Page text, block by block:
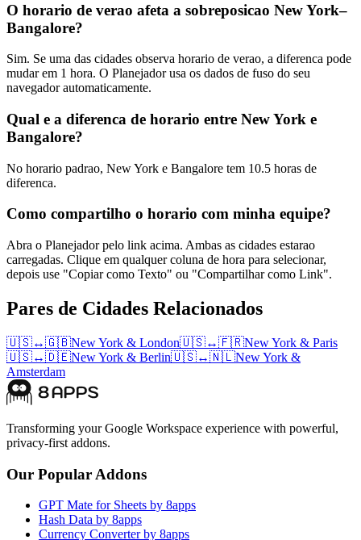
O horario de verao afeta a sobreposicao New York–
Bangalore?
Sim. Se uma das cidades observa horario de verao, a diferenca pode
mudar em 1 hora. O Planejador usa os dados de fuso do seu
navegador automaticamente.
Qual e a diferenca de horario entre New York e
Bangalore?
No horario padrao, New York e Bangalore tem 10.5 horas de
diferenca.
Como compartilho o horario com minha equipe?
Abra o Planejador pelo link acima. Ambas as cidades estarao
carregadas. Clique em qualquer coluna de hora para selecionar,
depois use "Copiar como Texto" ou "Compartilhar como Link".
Pares de Cidades Relacionados
🇺🇸↔🇬🇧New York & London🇺🇸↔🇫🇷New York & Paris
🇺🇸↔🇩🇪New York & Berlin🇺🇸↔🇳🇱New York &
Amsterdam
Transforming your Google Workspace experience with powerful,
privacy-first addons.
Our Popular Addons
GPT Mate for Sheets by 8apps
Hash Data by 8apps
Currency Converter by 8apps